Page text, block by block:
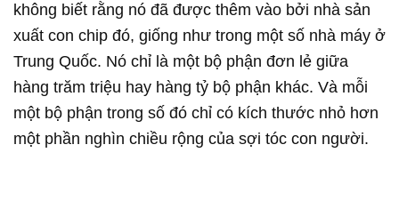
không biết rằng nó đã được thêm vào bởi nhà sản
xuất con chip đó, giống như trong một số nhà máy ở
Trung Quốc. Nó chỉ là một bộ phận đơn lẻ giữa
hàng trăm triệu hay hàng tỷ bộ phận khác. Và mỗi
một bộ phận trong số đó chỉ có kích thước nhỏ hơn
một phần nghìn chiều rộng của sợi tóc con người.